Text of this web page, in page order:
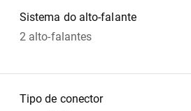
Sistema do alto-falante
2 alto-falantes
Tipo de conector